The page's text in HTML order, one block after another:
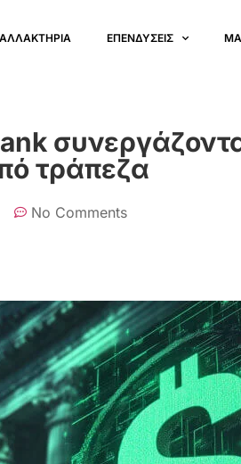
ΕΠΕΝΔΥΣΕΙΣ
τράπεζα
No Comments